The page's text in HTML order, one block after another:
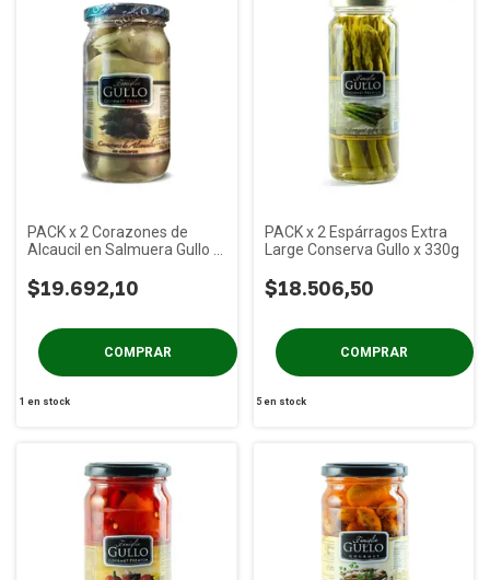
PACK x 2 Corazones de
Alcaucil en Salmuera Gullo x
$19.692,10
1 en stock
PACK x 2 Espárragos Extra
Large Conserva Gullo x 330g
$18.506,50
5 en stock